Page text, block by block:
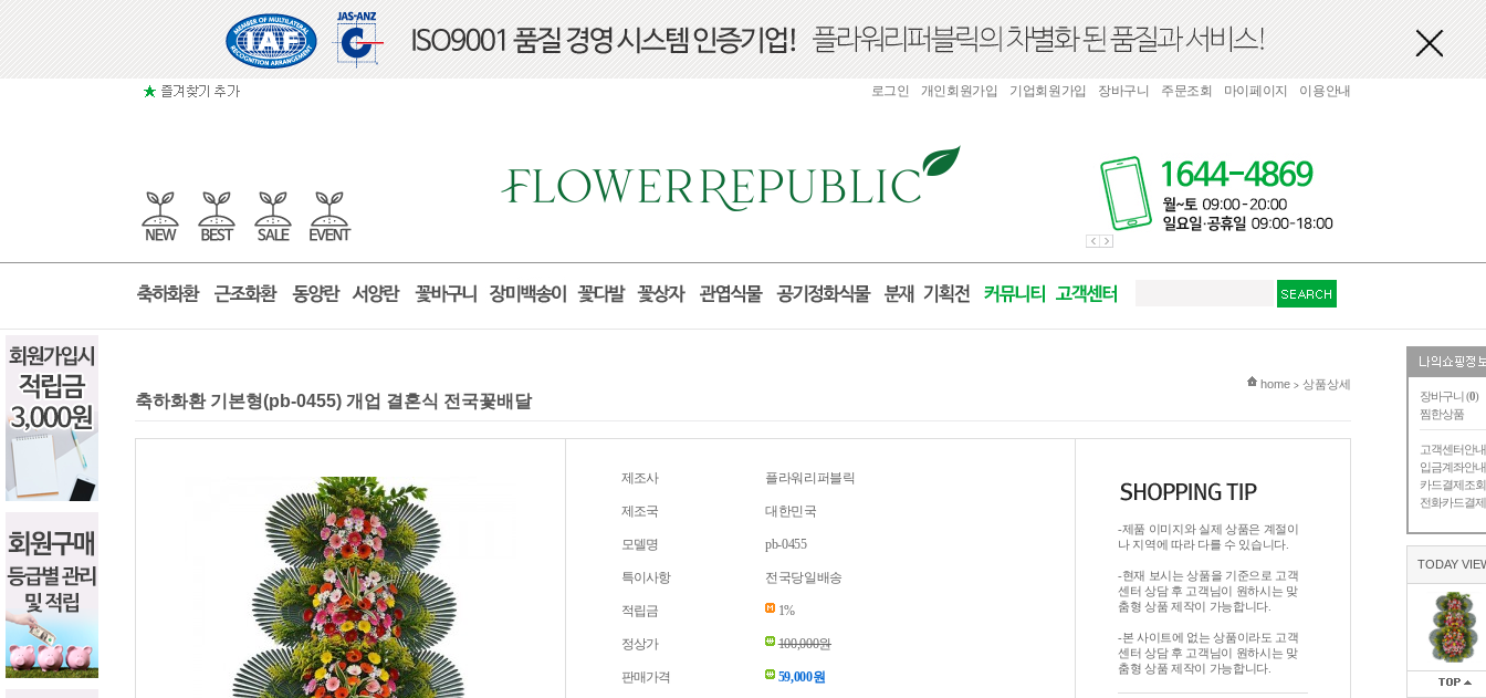
장바구니 (0)
찜한상품
고객센터안내
입금계좌안내
카드결제조회
전화카드결제
TODAY
로그인 개인회원가입 기업회원가입 장바구니 주문조회 마이페이지 이용안내
현재 위치
home > 상품상세
축하화환 기본형(pb-0455) 개업 결혼식 전국꽃배달
제조사 플라워리퍼블릭
제조국 대한민국
모델명 pb-0455
특이사항 전국당일배송
적립금 1%
정상가 100,000원
판매가격 59,000원
-제품 이미지와 실제 상품은 계절이
나 지역에 따라 다를 수 있습니다.
-현재 보시는 상품을 기준으로 고객
센터 상담 후 고객님이 원하시는 맞
춤형 상품 제작이 가능합니다.
-본 사이트에 없는 상품이라도 고객
센터 상담 후 고객님이 원하시는 맞
춤형 상품 제작이 가능합니다.